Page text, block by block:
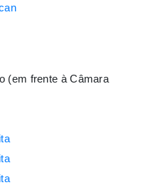
(em frente à Câmara